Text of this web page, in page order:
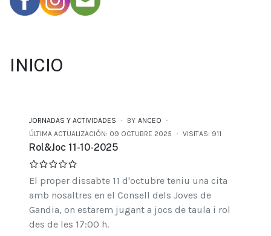
INICIO
JORNADAS Y ACTIVIDADES BY ANCEO
ÚLTIMA ACTUALIZACIÓN: 09 OCTUBRE 2025
VISITAS: 911
Rol&Joc 11-10-2025
El proper dissabte 11 d'octubre teniu una cita
amb nosaltres en el Consell dels Joves de
Gandia, on estarem jugant a jocs de taula i rol
des de les 17:00 h.